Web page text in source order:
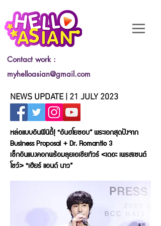
Contact work :
myhelloasian@gmail.com
NEWS UPDATE | 21 JULY 2023
หล่อแบบอินฟินิตี้! “อันฮโยซอบ” พระเอกสุดปังจาก
Business Proposal + Dr. Romantic 3
เช็กอินแบงคอกพร้อมลุยเอเชียทัวร์ <เดอะ เพรสเซนต์
โชว์> “เฮียร์ แอนด์ นาว”